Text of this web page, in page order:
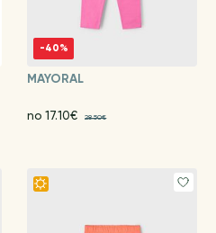
-40%
MAYORAL
no 17.10€ 28.50€